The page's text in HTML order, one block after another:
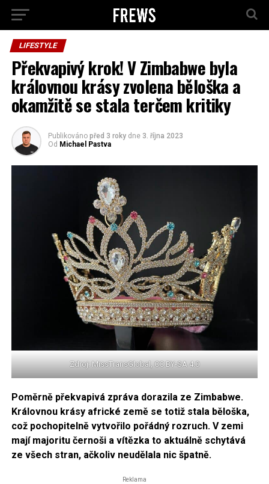
LIFESTYLE
Překvapivý krok! V Zimbabwe byla
královnou krásy zvolena běloška a
okamžitě se stala terčem kritiky
Publikováno před 3 roky dne 3. října 2023
Od Michael Pastva
Zdroj: MissTransGlobal, CC BY-SA 4.0
Poměrně překvapivá zpráva dorazila ze Zimbabwe.
Královnou krásy africké země se totiž stala běloška,
což pochopitelně vytvořilo pořádný rozruch. V zemi
mají majoritu černoši a vítězka to aktuálně schytává
ze všech stran, ačkoliv neudělala nic špatně.
Reklama